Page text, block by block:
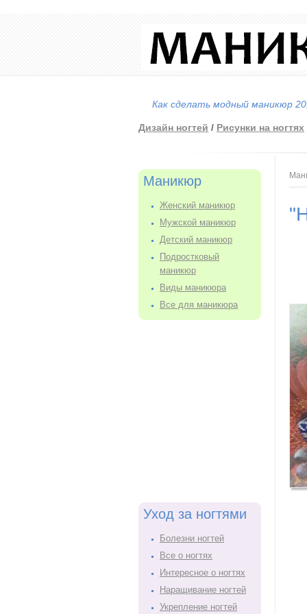
Как сделать модный маникюр
Дизайн ногтей / Рисунки на ногтях
Маникюр
Женский маникюр
Мужской маникюр
Детский маникюр
Подростковый
маникюр
Виды маникюра
Все для маникюра
Уход за ногтями
Болезни ногтей
Все о ногтях
Интересное о ногтях
Наращивание ногтей
Укрепление ногтей